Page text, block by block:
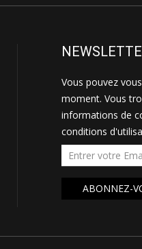
Vous pouvez
moment. Vous
informations de
conditions